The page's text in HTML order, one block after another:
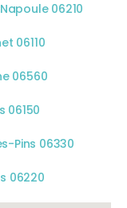
06210
06110
06560
06150
Pins 06330
06220